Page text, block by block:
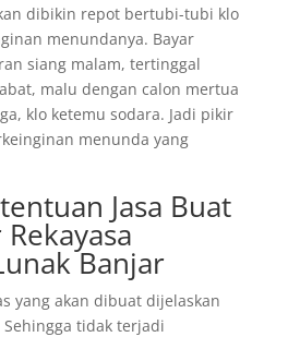
dibikin repot bertubi-tubi klo
menundanya. Bayar
siang malam, tertinggal
malu dengan calon mertua
klo ketemu sodara. Jadi pikir
menunda yang
Jasa Buat
Banjar
yang akan dibuat dijelaskan
tidak terjadi